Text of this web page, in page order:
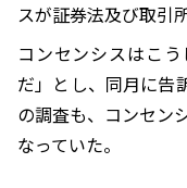
スが証券法及び取引
コンセンシスはこ
だ」とし、同月に告
の調査も、コンセン
なっていた。